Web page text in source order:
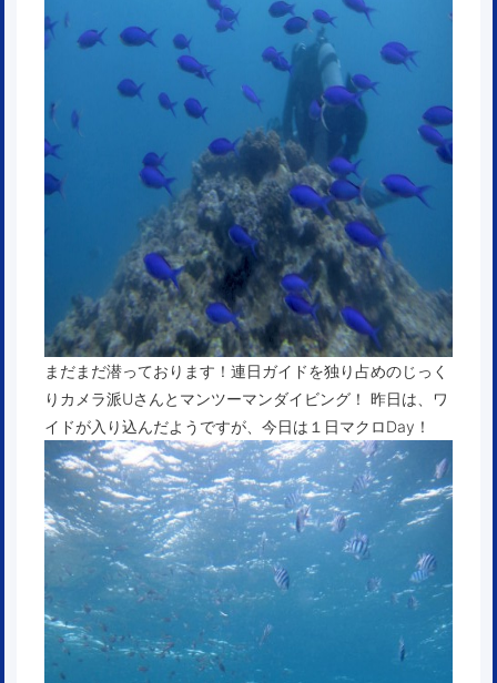
まだまだ潜っております！連日ガイドを独り占めのじっく
りカメラ派Uさんとマンツーマンダイビング！ 昨日は、ワ
イドが入り込んだようですが、今日は１日マクロDay！